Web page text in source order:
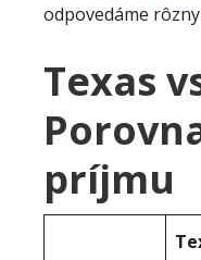
odpovedáme
Texas
príjmu